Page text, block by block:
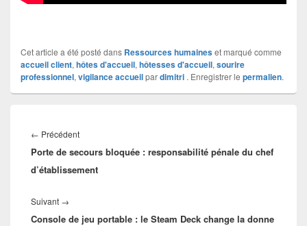
Cet article a été posté dans Ressources humaineset marqué comme
accueil client, hôtes d'accueil, hôtesses d'accueil, sourire
professionnel, vigilance accueilpardimitri . Enregistrer le permalien.
de
l’article
← PrécédentArticle
précédent :
Porte de secours bloquée : responsabilité pénale du chef
d’établissement
Suivant →
suivant :
Console de jeu portable : le Steam Deck change la donne